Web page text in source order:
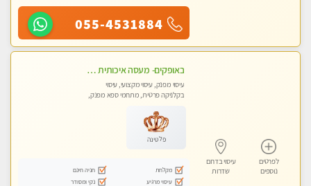
055-4531884
לפרטים
נוספים
עיסוי בדרום
שדרות
באופקים- מעסה איכותית לעיסוי מקצועי ומפנק לכל שרירי הגוף עיסוי רפואי, מרגיע, קלאסי- Highly recommended
עיסוי מפנק, עיסוי מקצועי, עיסוי
בקלניקה פרטית, מתחמי ספא מפנק,
פלטינה
מקלחת
חניה חינם
עיסוי מרגיע
נקי ומסודר